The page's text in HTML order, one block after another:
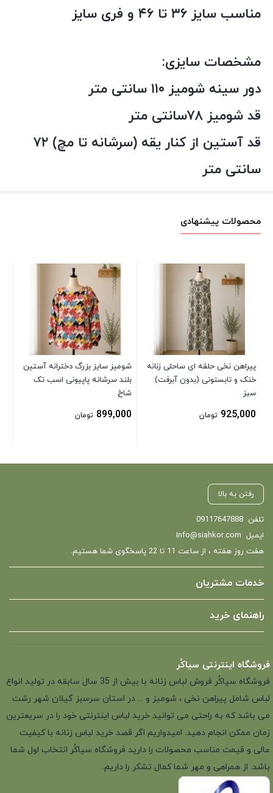
مناسب سایز ۳۶ تا ۴۶ و فری سایز
مشخصات سایزی:
دور سینه شومیز ۱۱۰ سانتی متر
قد شومیز ۷۸سانتی متر
قد آستین از کنار یقه (سرشانه تا مچ) ۷۲
سانتی متر
محصولات پیشنهادی
پیراهن نخی حلقه ای ساحلی زنانه
خنک و تابستونی (بدون آبرفت)
سبز
925,000 تومان
شومیز سایز بزرگ دخترانه آستین
بلند سرشانه پاپیونی اسب تک
شاخ
899,000 تومان
رفتن به بالا
تلفن 09117647888
ایمیل Info@siahkor.com
هفت روز هفته ، از ساعت 11 تا 22 پاسخگوی شما هستیم.
خدمات مشتریان
راهنمای خرید
فروشگاه اینترنتی سیاکُر
فروشگاه سیاکُر فروش لباس زنانه با بیش از 35 سال سابقه در تولید انواع
لباس شامل پیراهن نخی ، شومیز و ... در استان سرسبز گیلان شهر رشت
می باشد که به راحتی می توانید خرید لباس اینترنتی خود را در سریعترین
زمان ممکن انجام دهید. امیدواریم اگر قصد خرید لباس زنانه با کیفیت
عالی و قیمت مناسب محصولات را دارید فروشگاه سیاکُر انتخاب اول شما
باشد. از همراهی و مهر شما کمال تشکر را داریم.